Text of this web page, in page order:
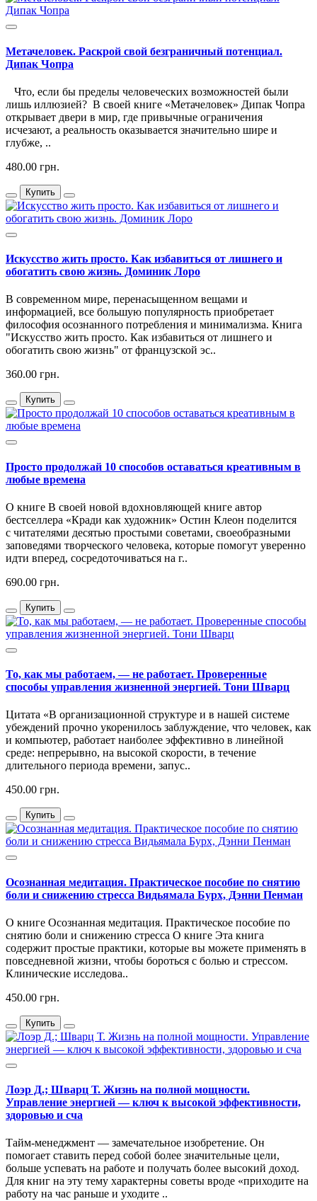
Метачеловек. Раскрой свой безграничный потенциал.
Дипак Чопра
Что, если бы пределы человеческих возможностей были
лишь иллюзией? В своей книге «Метачеловек» Дипак Чопра
открывает двери в мир, где привычные ограничения
исчезают, а реальность оказывается значительно шире и
глубже, ..
480.00 грн.
Купить
Искусство жить просто. Как избавиться от лишнего и
обогатить свою жизнь. Доминик Лоро
В современном мире, перенасыщенном вещами и
информацией, все большую популярность приобретает
философия осознанного потребления и минимализма. Книга
"Искусство жить просто. Как избавиться от лишнего и
обогатить свою жизнь" от французской эс..
360.00 грн.
Купить
Просто продолжай 10 способов оставаться креативным в
любые времена
О книге В своей новой вдохновляющей книге автор
бестселлера «Кради как художник» Остин Клеон поделится
с читателями десятью простыми советами, своеобразными
заповедями творческого человека, которые помогут уверенно
идти вперед, сосредоточиваться на г..
690.00 грн.
Купить
То, как мы работаем, — не работает. Проверенные
способы управления жизненной энергией. Тони Шварц
Цитата «В организационной структуре и в нашей системе
убеждений прочно укоренилось заблуждение, что человек, как
и компьютер, работает наиболее эффективно в линейной
среде: непрерывно, на высокой скорости, в течение
длительного периода времени, запус..
450.00 грн.
Купить
Осознанная медитация. Практическое пособие по снятию
боли и снижению стресса Видьямала Бурх, Дэнни Пенман
О книге Осознанная медитация. Практическое пособие по
снятию боли и снижению стресса О книге Эта книга
содержит простые практики, которые вы можете применять в
повседневной жизни, чтобы бороться с болью и стрессом.
Клинические исследова..
450.00 грн.
Купить
Лоэр Д.; Шварц Т. Жизнь на полной мощности.
Управление энергией — ключ к высокой эффективности,
здоровью и сча
Тайм-менеджмент — замечательное изобретение. Он
помогает ставить перед собой более значительные цели,
больше успевать на работе и получать более высокий доход.
Для книг на эту тему характерны советы вроде «приходите на
работу на час раньше и уходите ..